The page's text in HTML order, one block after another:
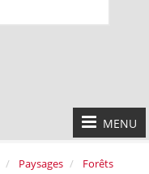
MENU
Paysages
Forêts